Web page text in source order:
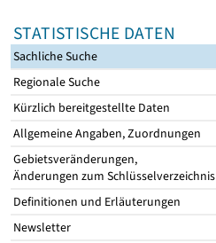
STATISTISCHE DATEN
Sachliche Suche
Regionale Suche
Kürzlich bereitgestellte Daten
Allgemeine Angaben, Zuordnungen
Gebietsveränderungen,
Änderungen zum Schlüsselverzeichnis
Definitionen und Erläuterungen
Newsletter